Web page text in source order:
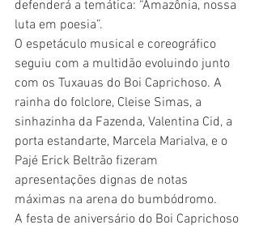
defenderá a temática: “Amazônia, nossa
luta em poesia”.
O espetáculo musical e coreográfico
seguiu com a multidão evoluindo junto
com os Tuxauas do Boi Caprichoso. A
rainha do folclore, Cleise Simas, a
sinhazinha da Fazenda, Valentina Cid, a
porta estandarte, Marcela Marialva, e o
Pajé Erick Beltrão fizeram
apresentações dignas de notas
máximas na arena do bumbódromo.
A festa de aniversário do Boi Caprichoso